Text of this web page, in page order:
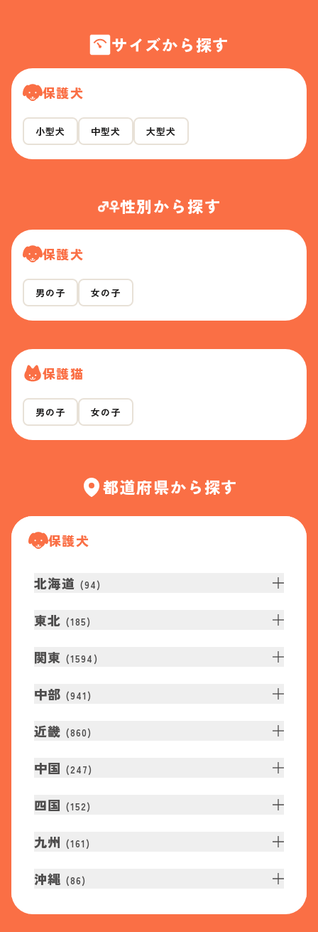
サイズから探す
保護犬
小型犬 中型犬 大型犬
性別から探す
保護犬
男の子 女の子
保護猫
男の子 女の子
都道府県から探す
保護犬
北海道 (94)
東北 (185)
関東 (1594 )
中部 (941 )
近畿 (860)
中国 (247)
四国 (152)
九州 (161 )
沖縄 (86)